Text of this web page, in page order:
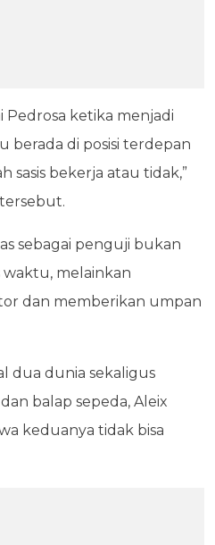
Pedrosa ketika menjadi
berada di posisi terdepan
sasis bekerja atau tidak,”
sebagai penguji bukan
melainkan
dan memberikan umpan
dua dunia sekaligus
balap sepeda, Aleix
keduanya tidak bisa